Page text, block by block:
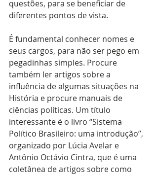
questões, para se beneficiar de
diferentes pontos de vista.
É fundamental conhecer nomes e
seus cargos, para não ser pego em
pegadinhas simples. Procure
também ler artigos sobre a
influência de algumas situações na
História e procure manuais de
ciências políticas. Um título
interessante é o livro “Sistema
Político Brasileiro: uma introdução”,
organizado por Lúcia Avelar e
Antônio Octávio Cintra, que é uma
coletânea de artigos sobre como